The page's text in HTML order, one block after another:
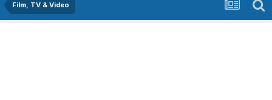
Film, TV & Video